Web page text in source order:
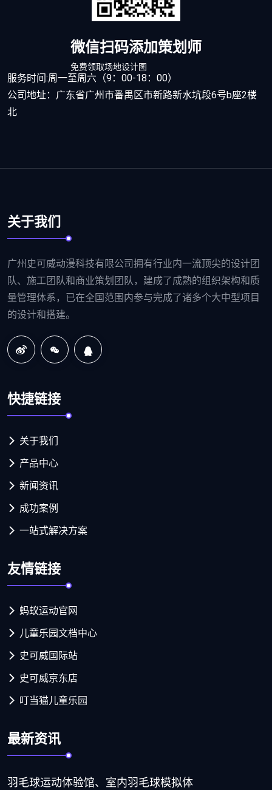
微信扫码添加策划师
免费领取场地设计图
服务时间:周一至周六（9：00-18：00）
公司地址：广东省广州市番禺区市新路新水坑段6号b座2楼
北
关于我们
广州史可威动漫科技有限公司拥有行业内一流顶尖的设计团
队、施工团队和商业策划团队，建成了成熟的组织架构和质
量管理体系，已在全国范围内参与完成了诸多个大中型项目
的设计和搭建。
快捷链接
关于我们
产品中心
新闻资讯
成功案例
一站式解决方案
友情链接
蚂蚁运动官网
儿童乐园文档中心
史可威国际站
史可威京东店
叮当猫儿童乐园
最新资讯
羽毛球运动体验馆、室内羽毛球模拟体